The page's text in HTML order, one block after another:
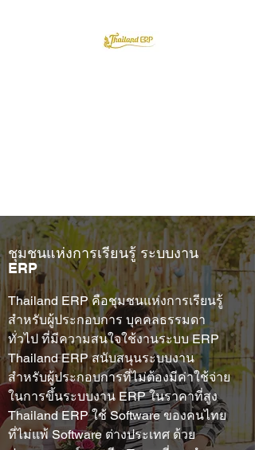
ชุมชนแห่งการเรียนรู้ ระบบงาน
ERP
Thailand ERP คือชุมชนแห่งการเรียนรู้
สำหรับผู้ประกอบการ บุคคลธรรมดา
ทั่วไป ที่มีความสนใจใช้งานระบบ ERP
Thailand ERP สนับสนุนระบบงาน
สำหรับผู้ประกอบการที่ไม่ต้องมีค่าใช้จ่าย
ในการขึ้นระบบงาน ERP ในราคาที่สูง
Thailand ERP ใช้ Software ของคนไทย
ที่ไม่แพ้ Software ต่างประเทศ ด้วย